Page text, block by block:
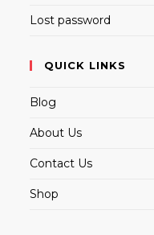
Lost password
QUICK LINKS
Blog
About Us
Contact Us
Shop